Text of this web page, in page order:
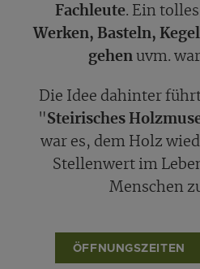
Fachleute. Ein
Werken, Basteln,
gehen uvm.
Die Idee dahinter
"Steirisches
war es, dem Holz
Stellenwert im
Menschen
ÖFFNUNGSZEITEN